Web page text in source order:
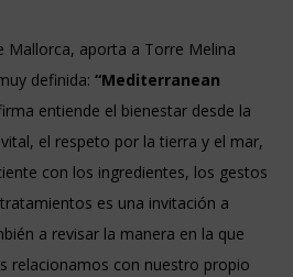
Mallorca, aporta a Torre Melina
definida: “Mediterranean
entiende el bienestar desde la
el respeto por la tierra y el mar,
con los ingredientes, los gestos
es una invitación a
a revisar la manera en la que
relacionamos con nuestro propio